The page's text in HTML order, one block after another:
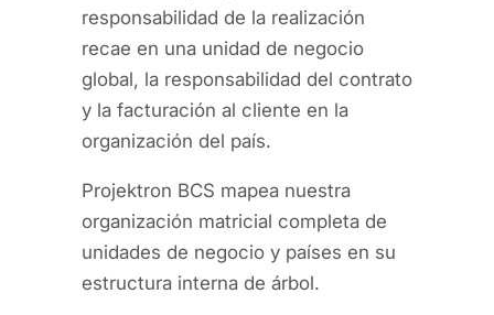
responsabilidad de la realización
recae en una unidad de negocio
global, la responsabilidad del contrato
y la facturación al cliente en la
organización del país.
Projektron BCS mapea nuestra
organización matricial completa de
unidades de negocio y países en su
estructura interna de árbol.